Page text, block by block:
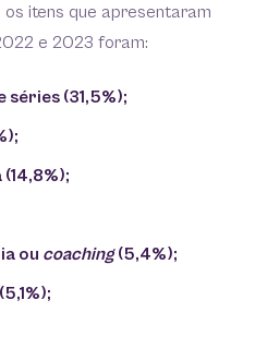
, os itens que apresentaram
e 2023 foram:
séries (31,5%);
ou coaching(5,4%);